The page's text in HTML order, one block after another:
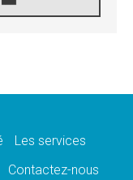
humaine»
renforcera
Les services
Contactez-nous